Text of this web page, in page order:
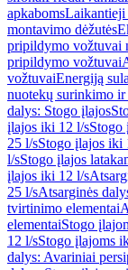
apkaboms
montavimo dėžutės
pripildymo vožtuvai
pripildymo vožtuvai
vožtuvaiEnergiją
nuotekų surinkimo ir
dalys: Stogo įlajos
įlajos iki 12 l/sStogo
25 l/sStogo įlajos iki
l/sStogo įlajos
įlajos iki 12 l/s
25 l/sAtsarginės
tvirtinimo elementai
elementaiStogo
12 l/sStogo įlajoms
dalys: Avariniai